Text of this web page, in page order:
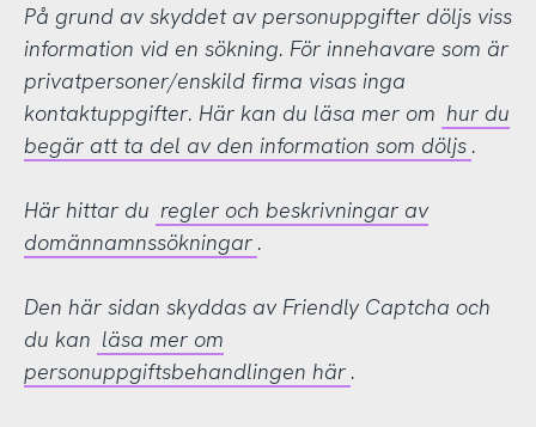
På grund av skyddet av personuppgifter döljs viss
information vid en sökning. För innehavare som är
privatpersoner/enskild firma visas inga
kontaktuppgifter. Här kan du läsa mer om hur du
begär att ta del av den information som döljs .
Här hittar du regler och beskrivningar av
domännamnssökningar .
Den här sidan skyddas av Friendly Captcha och
du kan läsa mer om
personuppgiftsbehandlingen här .